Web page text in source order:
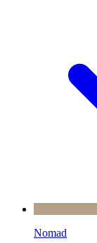
Nomad